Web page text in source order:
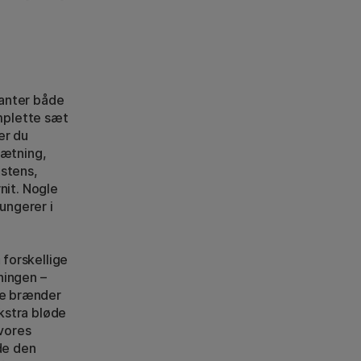
både
sæt
du
Nogle
i
forskellige
–
brænder
bløde
den